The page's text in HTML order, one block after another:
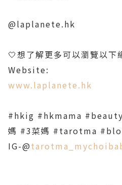
@laplanete.hk
🤍想了解更多可以瀏覽以下
Website:
www.laplanete.hk
#hkig #hkmama
媽 #3菜媽 #tarotma
IG-@